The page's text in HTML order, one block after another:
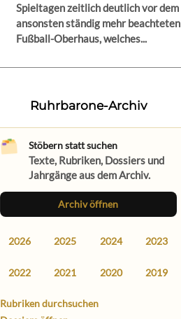
Spieltagen zeitlich deutlich vor dem
ansonsten ständig mehr beachteten
Fußball-Oberhaus, welches...
Ruhrbarone-Archiv
Stöbern statt suchen
Texte, Rubriken, Dossiers und
Jahrgänge aus dem Archiv.
Archiv öffnen
2026 2025 2024 2023
2022 2021 2020 2019
Rubriken durchsuchen